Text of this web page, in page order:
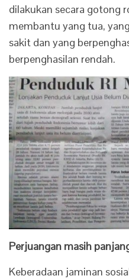
dilakukan secara gotong
membantu yang tua,
sakit dan yang
berpenghasilan rendah.
Perjuangan masih
Keberadaan jaminan